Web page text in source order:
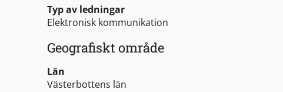
Typ av ledningar
Elektronisk kommunikation
Geografiskt område
Län
Västerbottens län